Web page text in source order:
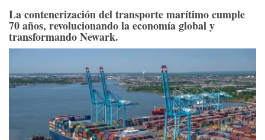
La contenerización del transporte marítimo cumple
70 años, revolucionando la economía global y
transformando Newark.